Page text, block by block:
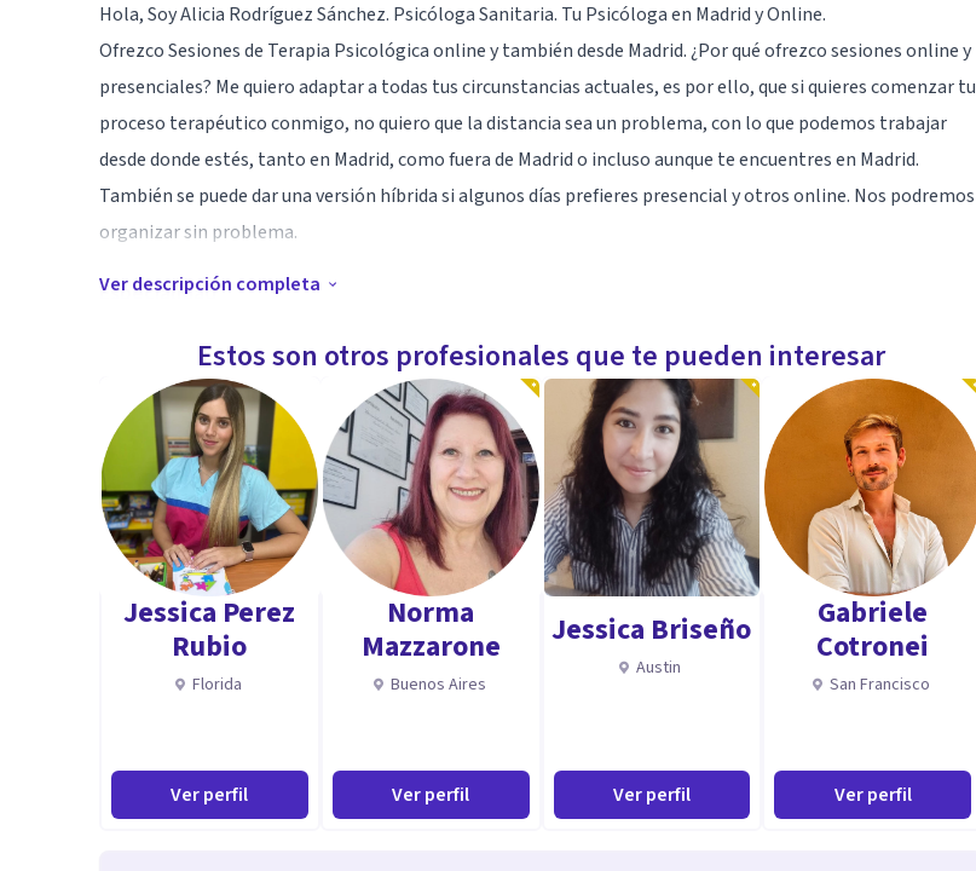
Hola, Soy Alicia Rodríguez Sánchez. Psicóloga Sanitaria. Tu Psicóloga en Madrid y Online.
Ofrezco Sesiones de Terapia Psicológica online y también desde Madrid. ¿Por qué ofrezco sesiones online y
presenciales? Me quiero adaptar a todas tus circunstancias actuales, es por ello, que si quieres comenzar tu
proceso terapéutico conmigo, no quiero que la distancia sea un problema, con lo que podemos trabajar
desde donde estés, tanto en Madrid, como fuera de Madrid o incluso aunque te encuentres en Madrid.
También se puede dar una versión híbrida si algunos días prefieres presencial y otros online. Nos podremos
organizar sin problema.
Especialidad
Estrés
Inseguridades
Autoestima
Comunicación
Fobias
Inestabilidad emocional
Problemas de pareja
Cambios vitales
Aptitudes
Ver descripción completa
Estos son otros profesionales que te pueden interesar
Jessica Perez
Rubio
Florida
Ver perfil
Norma
Mazzarone
Buenos Aires
Ver perfil
Jessica Briseño
Austin
Ver perfil
Gabriele
Cotronei
San Francisco
Ver perfil